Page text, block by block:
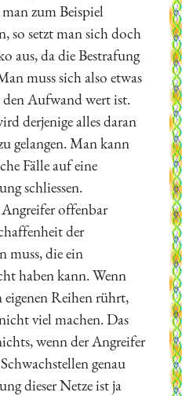
zum Beispiel
so setzt man sich doch
aus, da die Bestrafung
muss sich also etwas
den Aufwand wert ist.
derjenige alles daran
gelangen. Man kann
Fälle auf eine
schliessen.
offenbar
der
muss, die ein
haben kann. Wenn
Reihen rührt,
viel machen. Das
wenn der Angreifer
genau
dieser Netze ist ja